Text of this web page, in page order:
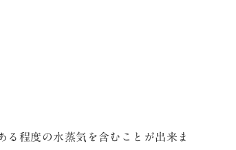
程度の水蒸気を含むことが出来ま